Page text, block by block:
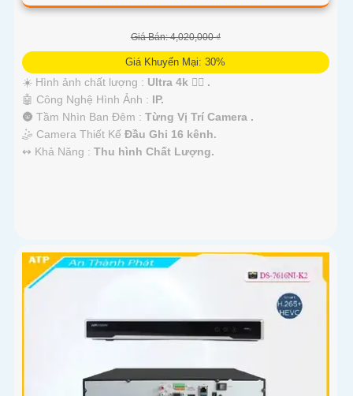
Giá Bán: 4,020,000 ₫
Giá Khuyến Mại: 30%
☀️ Hình ảnh chất lượng : Ultra 4k 👍🏾 .
🤖️ Công Nghệ Hình Ảnh : IP.
🌚 Tầm Nhìn Ban Đêm : Từng Vị Trí Camera .
🤹 Camera Thiết Kế Đầu Ghi 16 kênh.
️↭ Khả Năng : Thu hình Chất Lượng.